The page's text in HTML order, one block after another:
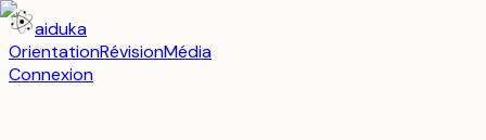
aiduka
OrientationRévisionMédia
Connexion